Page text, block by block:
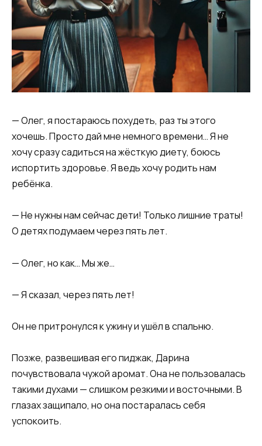
— Олег, я постараюсь похудеть, раз ты этого
хочешь. Просто дай мне немного времени… Я не
хочу сразу садиться на жёсткую диету, боюсь
испортить здоровье. Я ведь хочу родить нам
ребёнка.
— Не нужны нам сейчас дети! Только лишние траты!
О детях подумаем через пять лет.
— Олег, но как… Мы же…
— Я сказал, через пять лет!
Он не притронулся к ужину и ушёл в спальню.
Позже, развешивая его пиджак, Дарина
почувствовала чужой аромат. Она не пользовалась
такими духами — слишком резкими и восточными. В
глазах защипало, но она постаралась себя
успокоить.